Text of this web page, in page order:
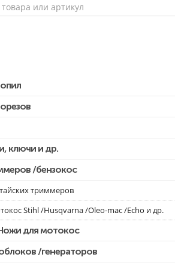
Stihl
Husqvarna, Partner
бензопил
Oleo-mac, Echo и др.
ключи и др.
/бензокос
триммеров
Stihl /Husqvarna /Oleo-mac /Echo и др.
для мотокос
/генераторов